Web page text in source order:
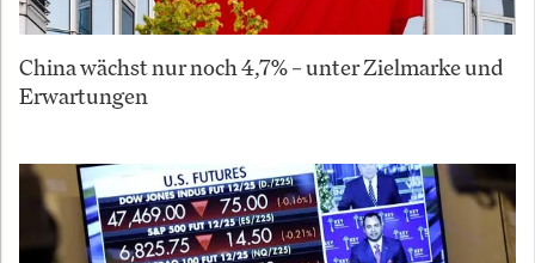
China wächst nur noch 4,7% – unter Zielmarke und
Erwartungen